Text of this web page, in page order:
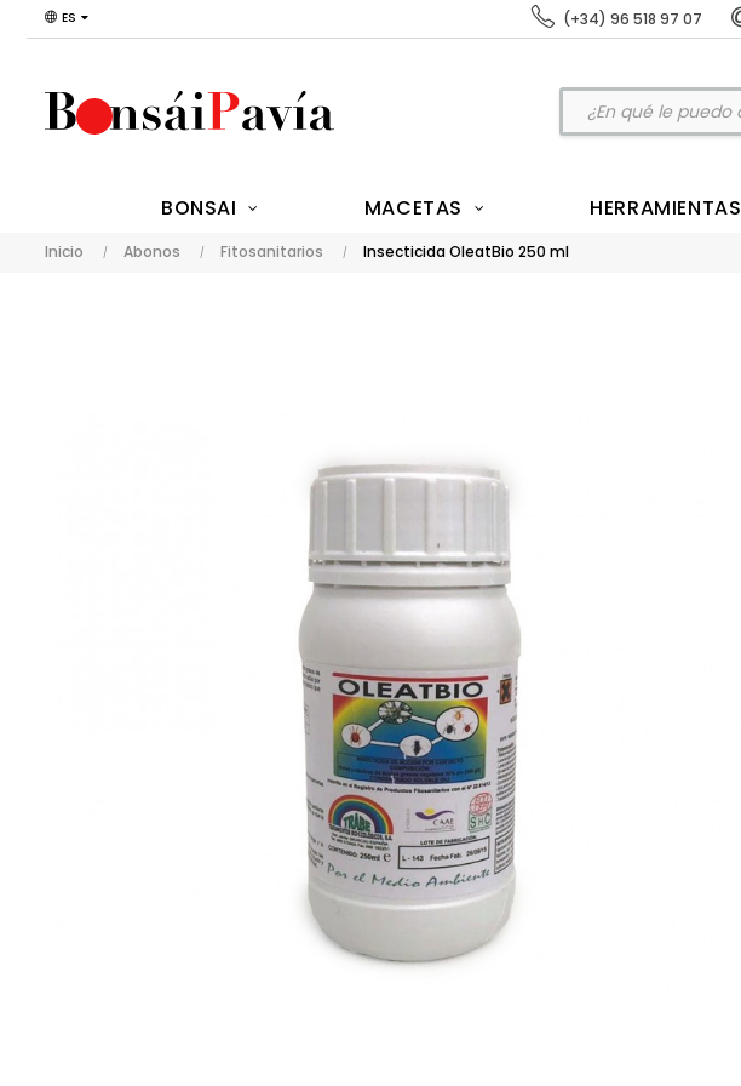
ES (+34) 96 518 97 07
BONSAI MACETAS HERRAMIENTAS
Inicio Abonos Fitosanitarios Insecticida OleatBio 250 ml